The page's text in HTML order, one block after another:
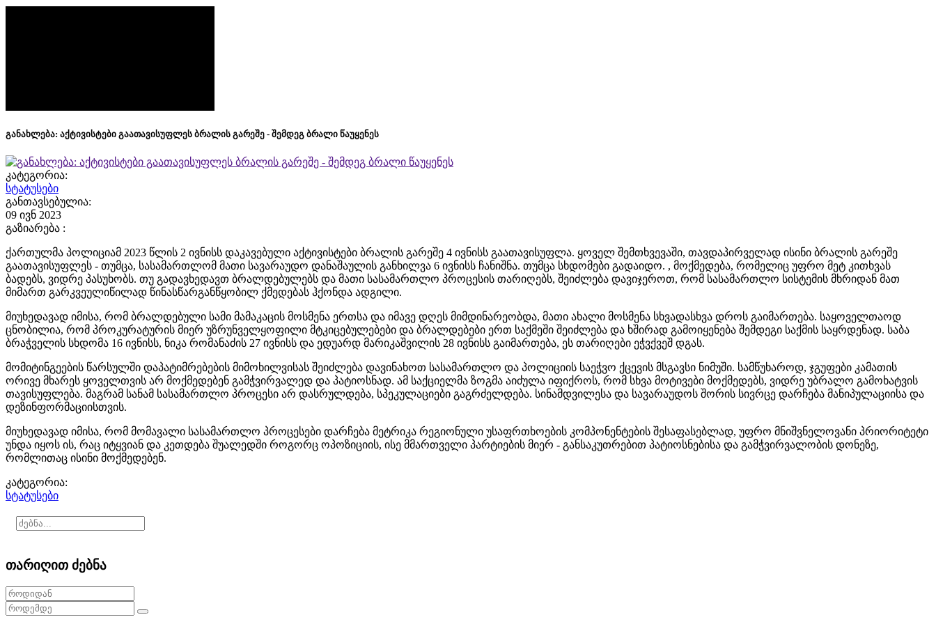
განახლება: აქტივისტები გაათავისუფლეს ბრალის გარეშე - შემდეგ ბრალი წაუყენეს
კატეგორია:
სტატუსები
განთავსებულია:
09 ივნ 2023
გაზიარება :
ქართულმა პოლიციამ 2023 წლის 2 ივნისს დაკავებული აქტივისტები ბრალის გარეშე 4 ივნისს გაათავისუფლა. ყოველ შემთხვევაში, თავდაპირველად ისინი ბრალის გარეშე
გაათავისუფლეს - თუმცა, სასამართლომ მათი სავარაუდო დანაშაულის განხილვა 6 ივნისს ჩანიშნა. თუმცა სხდომები გადაიდო. , მოქმედება, რომელიც უფრო მეტ კითხვას
ბადებს, ვიდრე პასუხობს. თუ გადავხედავთ ბრალდებულებს და მათი სასამართლო პროცესის თარიღებს, შეიძლება დავიჯეროთ, რომ სასამართლო სისტემის მხრიდან მათ
მიმართ გარკვეულიწილად წინასწარგანწყობილ ქმედებას ჰქონდა ადგილი.
მიუხედავად იმისა, რომ ბრალდებული სამი მამაკაცის მოსმენა ერთსა და იმავე დღეს მიმდინარეობდა, მათი ახალი მოსმენა სხვადასხვა დროს გაიმართება. საყოველთაოდ
ცნობილია, რომ პროკურატურის მიერ უზრუნველყოფილი მტკიცებულებები და ბრალდებები ერთ საქმეში შეიძლება და ხშირად გამოიყენება შემდეგი საქმის საყრდენად. საბა
ბრაჭველის სხდომა 16 ივნისს, ნიკა რომანაძის 27 ივნისს და ედუარდ მარიკაშვილის 28 ივნისს გაიმართება, ეს თარიღები ეჭვქვეშ დგას.
მომიტინგეების წარსულში დაპატიმრებების მიმოხილვისას შეიძლება დავინახოთ სასამართლო და პოლიციის საეჭვო ქცევის მსგავსი ნიმუში. სამწუხაროდ, ჯგუფები კამათის
ორივე მხარეს ყოველთვის არ მოქმედებენ გამჭვირვალედ და პატიოსნად. ამ საქციელმა ზოგმა აიძულა იფიქროს, რომ სხვა მოტივები მოქმედებს, ვიდრე უბრალო გამოხატვის
თავისუფლება. მაგრამ სანამ სასამართლო პროცესი არ დასრულდება, სპეკულაციები გაგრძელდება. სინამდვილესა და სავარაუდოს შორის სივრცე დარჩება მანიპულაციისა და
დეზინფორმაციისთვის.
მიუხედავად იმისა, რომ მომავალი სასამართლო პროცესები დარჩება მეტრიკა რეგიონული უსაფრთხოების კომპონენტების შესაფასებლად, უფრო მნიშვნელოვანი პრიორიტეტი
უნდა იყოს ის, რაც იტყვიან და კეთდება შუალედში როგორც ოპოზიციის, ისე მმართველი პარტიების მიერ - განსაკუთრებით პატიოსნებისა და გამჭვირვალობის დონეზე,
რომლითაც ისინი მოქმედებენ.
კატეგორია:
სტატუსები
თარიღით ძებნა